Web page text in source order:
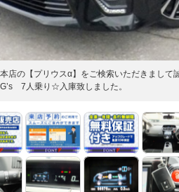
店の【プリウスα】をご検索いただきまし
7人乗り☆入庫致しました。